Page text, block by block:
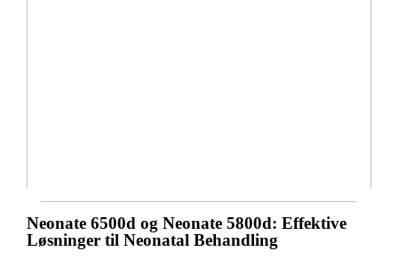
Neonate 6500d og Neonate 5800d: Effektive
Løsninger til Neonatal Behandling